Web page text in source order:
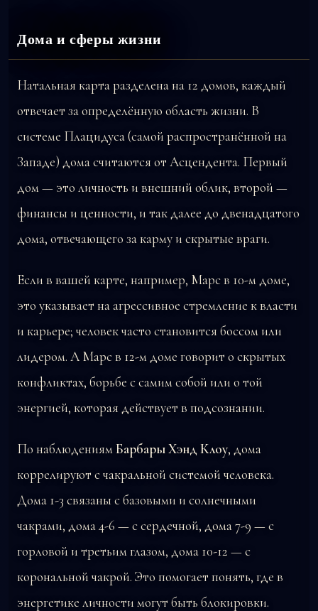
Дома и сферы жизни
Натальная карта разделена на 12 домов, каждый
отвечает за определённую область жизни. В
системе Плацидуса (самой распространённой на
Западе) дома считаются от Асцендента. Первый
дом — это личность и внешний облик, второй —
финансы и ценности, и так далее до двенадцатого
дома, отвечающего за карму и скрытые враги.
Если в вашей карте, например, Марс в 10-м доме,
это указывает на агрессивное стремление к власти
и карьере; человек часто становится боссом или
лидером. А Марс в 12-м доме говорит о скрытых
конфликтах, борьбе с самим собой или о той
энергией, которая действует в подсознании.
По наблюдениямБарбары Хэнд Клоу, дома
коррелируют с чакральной системой человека.
Дома 1-3 связаны с базовыми и солнечными
чакрами, дома 4-6 — с сердечной, дома 7-9 — с
горловой и третьим глазом, дома 10-12 — с
корональной чакрой. Это помогает понять, где в
энергетике личности могут быть блокировки.